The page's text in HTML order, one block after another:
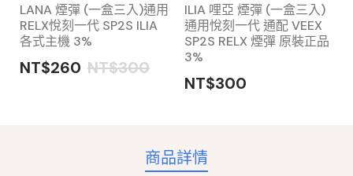
LANA 煙彈 (一盒三入)通用
RELX悅刻一代 SP2S ILIA
各式主機 3%
NT$260 NT$300
ILIA 哩亞 煙彈 (一盒三入)
通用悅刻一代 通配 VEEX
SP2S RELX 煙彈 原裝正品
3%
NT$300
商品詳情